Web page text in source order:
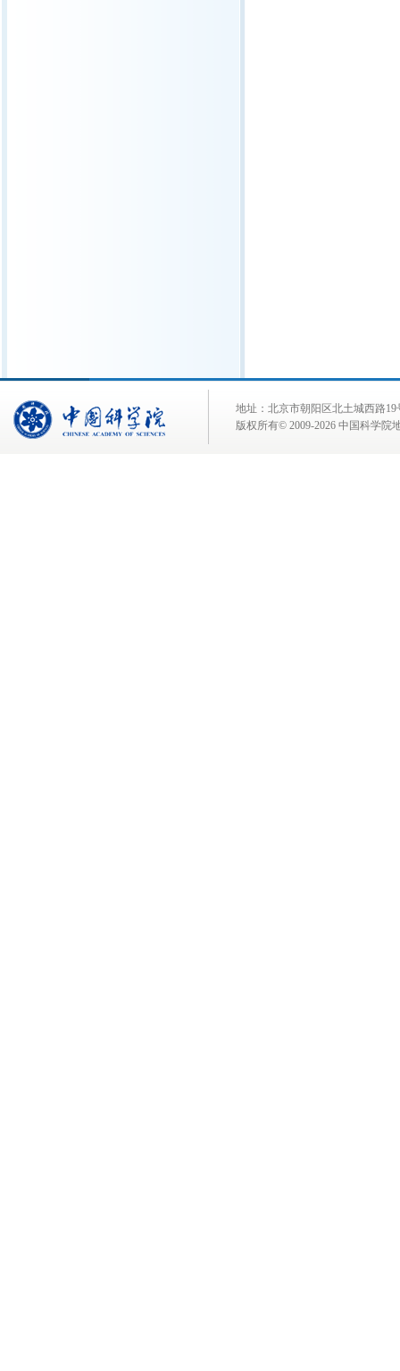
地址：北京市朝阳区北土城西路
版权所有© 2009-2026 中国科学院